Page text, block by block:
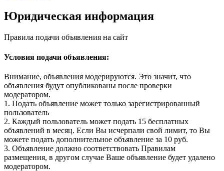
Юридическая информация
Правила подачи объявления на сайт
Условия подачи объявления:
Внимание, объявления модерируются. Это значит, что
объявления будут опубликованы после проверки
модератором.
1. Подать объявление может только зарегистрированный
пользователь
2. Каждый пользователь может подать 15 бесплатных
объявлений в месяц. Если Вы исчерпали свой лимит, то Вы
можете подать дополнительное объявление за 10 руб.
3. Объявление должно соответствовать Правилам
размещения, в другом случае Ваше объявление будет удалено
модератором.